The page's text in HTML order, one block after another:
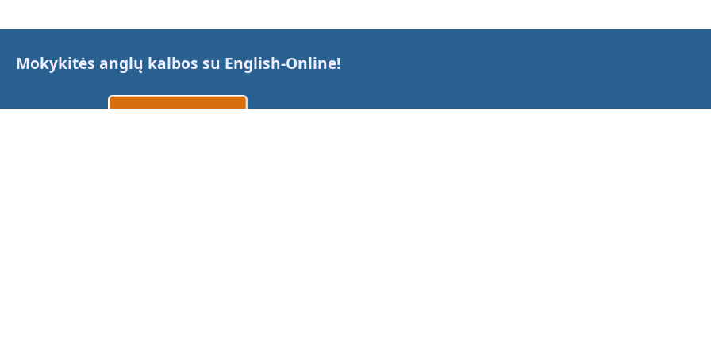
Mokykitės anglų kalbos su English-Online!
Sukurti paskyrą